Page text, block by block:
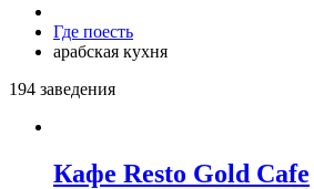
Где поесть
арабская кухня
194 заведения
Кафе Resto Gold Cafe